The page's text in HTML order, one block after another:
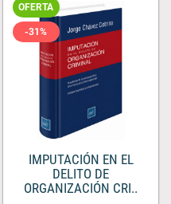
OFERTA
-31%
IMPUTACIÓN EN EL
DELITO DE
ORGANIZACIÓN CRI..